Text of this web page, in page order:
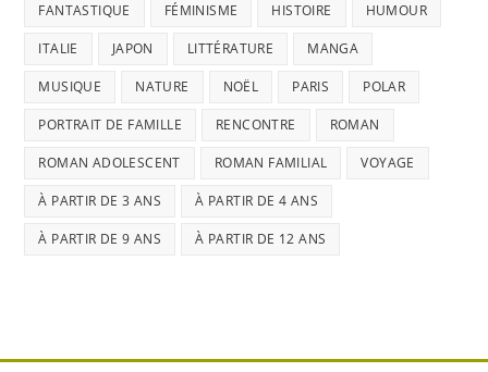
FANTASTIQUE FÉMINISME HISTOIRE HUMOUR
ITALIE JAPON LITTÉRATURE MANGA
MUSIQUE NATURE NOËL PARIS POLAR
PORTRAIT DE FAMILLE RENCONTRE ROMAN
ROMAN ADOLESCENT ROMAN FAMILIAL VOYAGE
À PARTIR DE 3 ANS À PARTIR DE 4 ANS
À PARTIR DE 9 ANS À PARTIR DE 12 ANS